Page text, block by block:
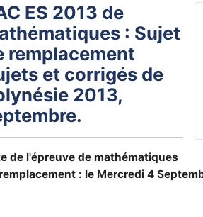
ES 2013 de
: Sujet
remplacement
et corrigés de
2013,
de l'épreuve de mathématiques
: le Mercredi 4